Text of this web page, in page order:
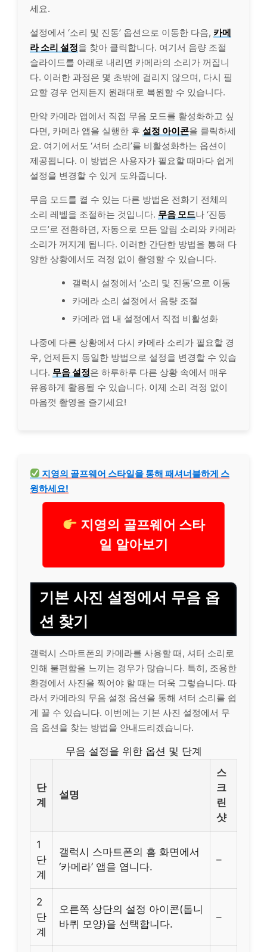
세요.
설정에서 ‘소리 및 진동’ 옵션으로 이동한 다음, 카메
라 소리 설정을 찾아 클릭합니다. 여기서 음량 조절
슬라이드를 아래로 내리면 카메라의 소리가 꺼집니
다. 이러한 과정은 몇 초밖에 걸리지 않으며, 다시 필
요할 경우 언제든지 원래대로 복원할 수 있습니다.
만약 카메라 앱에서 직접 무음 모드를 활성화하고 싶
다면, 카메라 앱을 실행한 후 설정 아이콘을 클릭하세
요. 여기에서도 ‘셔터 소리’를 비활성화하는 옵션이
제공됩니다. 이 방법은 사용자가 필요할 때마다 쉽게
설정을 변경할 수 있게 도와줍니다.
무음 모드를 켤 수 있는 다른 방법은 전화기 전체의
소리 레벨을 조절하는 것입니다. 무음 모드나 ‘진동
모드’로 전환하면, 자동으로 모든 알림 소리와 카메라
소리가 꺼지게 됩니다. 이러한 간단한 방법을 통해 다
양한 상황에서도 걱정 없이 촬영할 수 있습니다.
갤럭시 설정에서 ‘소리 및 진동’으로 이동
카메라 소리 설정에서 음량 조절
카메라 앱 내 설정에서 직접 비활성화
나중에 다른 상황에서 다시 카메라 소리가 필요할 경
우, 언제든지 동일한 방법으로 설정을 변경할 수 있습
니다. 무음 설정은 하루하루 다른 상황 속에서 매우
유용하게 활용될 수 있습니다. 이제 소리 걱정 없이
마음껏 촬영을 즐기세요!
지영의 골프웨어 스타일을 통해 패셔너블하게 스
윙하세요!
지영의 골프웨어 스타
일 알아보기
기본 사진 설정에서 무음 옵
션 찾기
갤럭시 스마트폰의 카메라를 사용할 때, 셔터 소리로
인해 불편함을 느끼는 경우가 많습니다. 특히, 조용한
환경에서 사진을 찍어야 할 때는 더욱 그렇습니다. 따
라서 카메라의 무음 설정 옵션을 통해 셔터 소리를 쉽
게 끌 수 있습니다. 이번에는 기본 사진 설정에서 무
음 옵션을 찾는 방법을 안내드리겠습니다.
무음 설정을 위한 옵션 및 단계
단
계
설명
스
크
린
샷
1
단
계
갤럭시 스마트폰의 홈 화면에서
‘카메라’ 앱을 엽니다.
–
2
단
계
오른쪽 상단의 설정 아이콘(톱니
바퀴 모양)을 선택합니다.
–